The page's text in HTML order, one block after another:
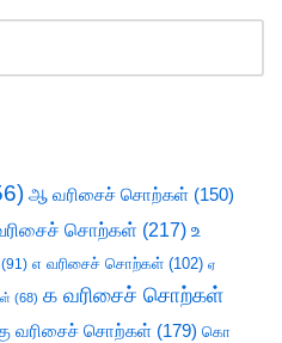
ஆ வரிசைச் சொற்கள் (150)
சொற்கள் (217) உ
(91) எ வரிசைச் சொற்கள் (102) ஏ
(68) க வரிசைச் சொற்கள்
வரிசைச் சொற்கள் (179) கொ